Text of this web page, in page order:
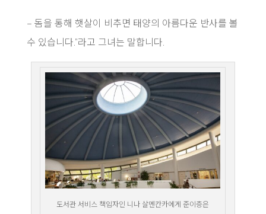
– 돔을 통해 햇살이 비추면 태양의 아름다운 반사를 볼
수 있습니다.”라고 그녀는 말합니다.
도서관 서비스 책임자인 니나 살멘칸카에게 준이층은